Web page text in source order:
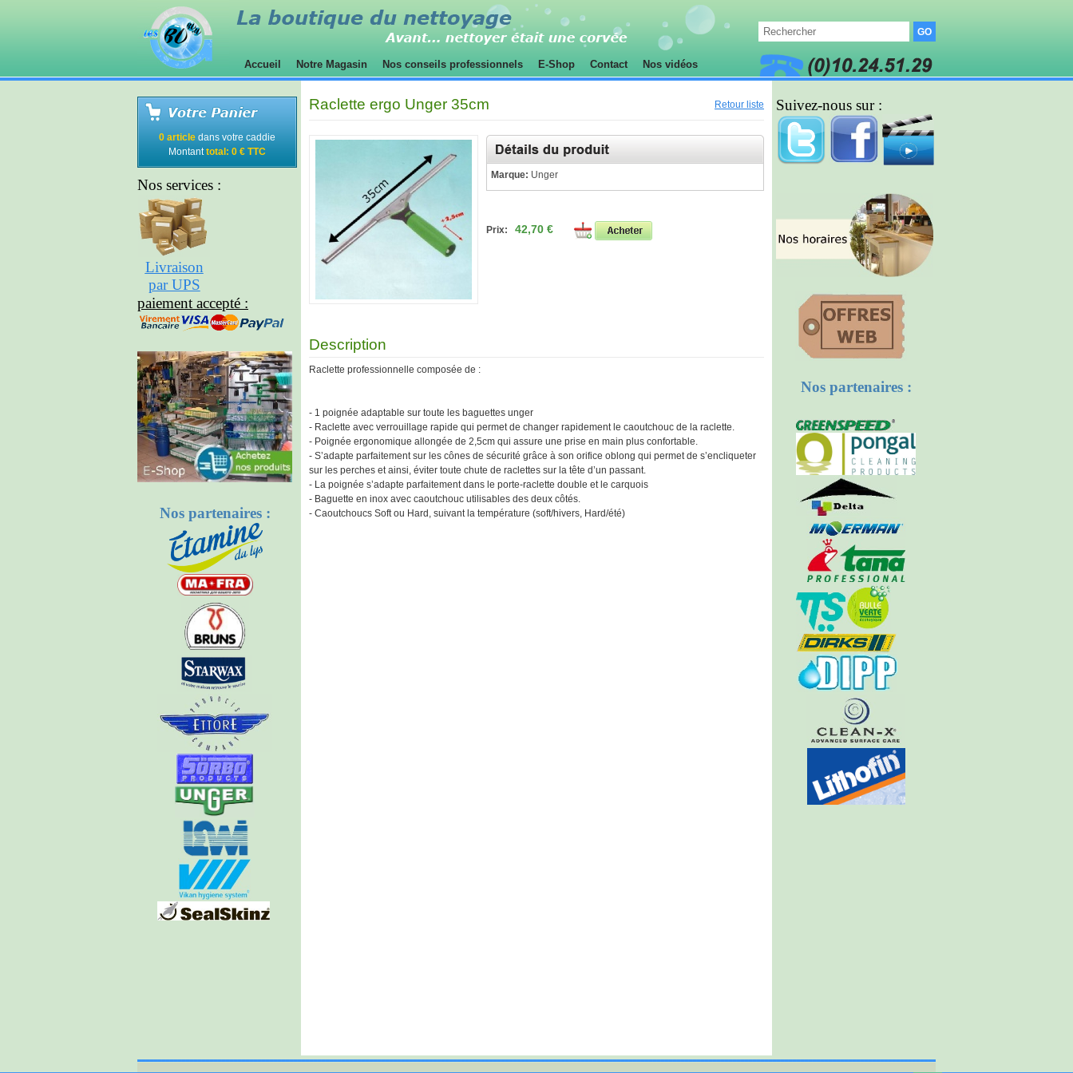
Accueil Notre Magasin Nos conseils professionnels E-Shop Contact Nos vidéos
0 article dans votre caddie
Montanttotal: 0 € TTC
Nos services :
Livraison
par UPS
paiement accepté :
Nos partenaires :
Raclette ergo Unger 35cm Retour liste
Marque: Unger
Prix: 42,70 €
Description
Raclette professionnelle composée de :
- 1 poignée adaptable sur toute les baguettes unger
- Raclette avec verrouillage rapide qui permet de changer rapidement le caoutchouc de la raclette.
- Poignée ergonomique allongée de 2,5cm qui assure une prise en main plus confortable.
- S’adapte parfaitement sur les cônes de sécurité grâce à son orifice oblong qui permet de s’encliqueter
sur les perches et ainsi, éviter toute chute de raclettes sur la tête d’un passant.
- La poignée s’adapte parfaitement dans le porte-raclette double et le carquois
- Baguette en inox avec caoutchouc utilisables des deux côtés.
- Caoutchoucs Soft ou Hard, suivant la température (soft/hivers, Hard/été)
Suivez-nous sur :
Nos partenaires :